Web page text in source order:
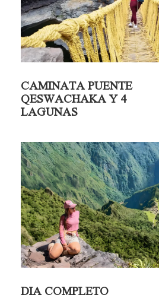
“Sacsayhuaman, Qenqo,
Tambomachay” No se
Duración por la mañana:
aproximadamente.
Duración por la tarde: 5:00
Salida: Su hotel en el centro
Regreso: Plaza de Armas.
POLÍTICAS DE
Peru Andes Top®. Diseña los
proporcionar a los participantes
exposición de la naturaleza del
Por lo tanto, implican un
personal y la exposición
CAMINATA PUENTE
QESWACHAKA Y 4
LAGUNAS
DIA COMPLETO